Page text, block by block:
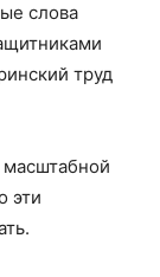
слова
труд
эти